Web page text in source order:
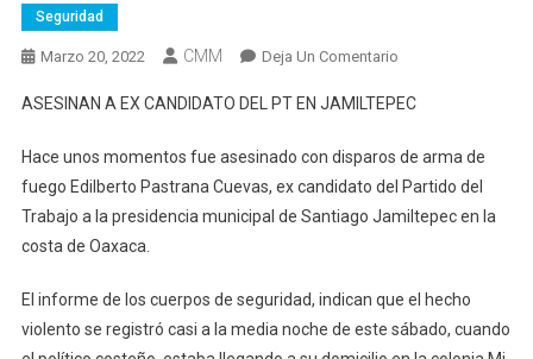
Seguridad
Marzo 20, 2022 CMM Deja Un ComentarioEn
A
CANDIDATO
DEL
PT
ASESINAN A EX CANDIDATO DEL PT EN JAMILTEPEC
Hace unos momentos fue asesinado con disparos de arma de
fuego Edilberto Pastrana Cuevas, ex candidato del Partido del
Trabajo a la presidencia municipal de Santiago Jamiltepec en la
costa de Oaxaca.
El informe de los cuerpos de seguridad, indican que el hecho
violento se registró casi a la media noche de este sábado, cuando